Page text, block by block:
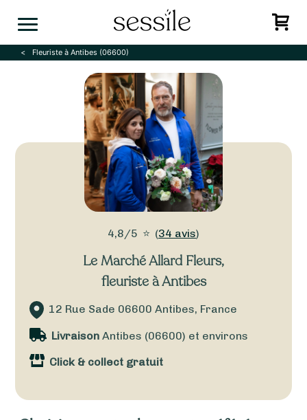
Fleuriste à Antibes (06600)
4,8/5 ⭐ (34 avis)
Le Marché Allard Fleurs,
fleuriste à Antibes
12 Rue Sade 06600 Antibes, France
LivraisonAntibes (06600) et environs
Click & collect gratuit